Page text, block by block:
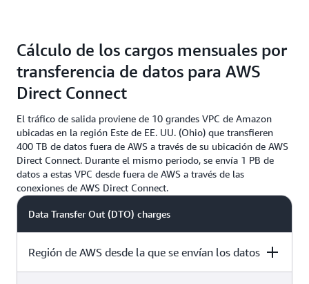
Cálculo de los cargos mensuales por
transferencia de datos para AWS
Direct Connect
El tráfico de salida proviene de 10 grandes VPC de Amazon
ubicadas en la región Este de EE. UU. (Ohio) que transfieren
400 TB de datos fuera de AWS a través de su ubicación de AWS
Direct Connect. Durante el mismo periodo, se envía 1 PB de
datos a estas VPC desde fuera de AWS a través de las
conexiones de AWS Direct Connect.
Data Transfer Out (DTO) charges
Región de AWS desde la que se envían los datos